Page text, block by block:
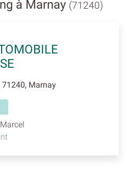
à Marnay (71240)
71240, Marnay